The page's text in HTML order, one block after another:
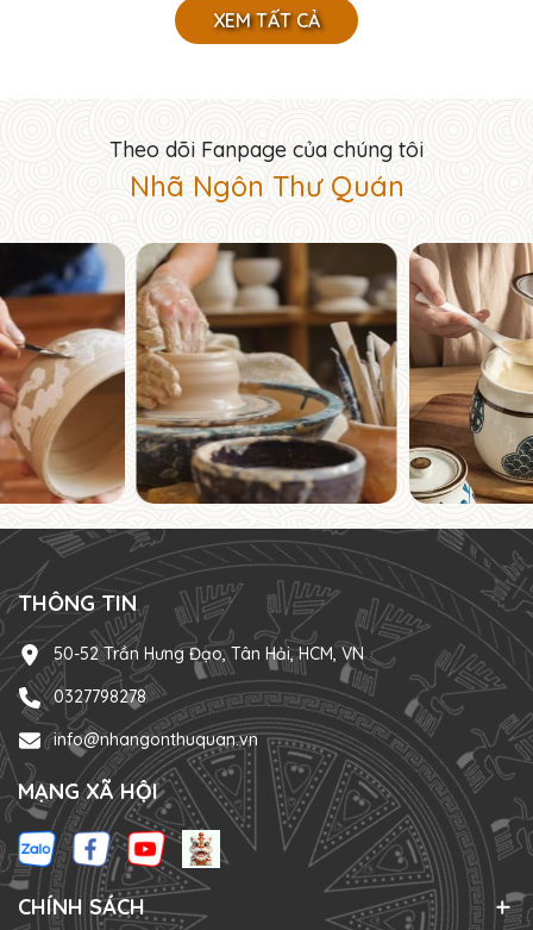
XEM TẤT CẢ
Theo dõi Fanpage của chúng tôi
Nhã Ngôn Thư Quán
THÔNG TIN
50-52 Trần Hưng Đạo, Tân Hải, HCM, VN
0327798278
info@nhangonthuquan.vn
MẠNG XÃ HỘI
CHÍNH SÁCH